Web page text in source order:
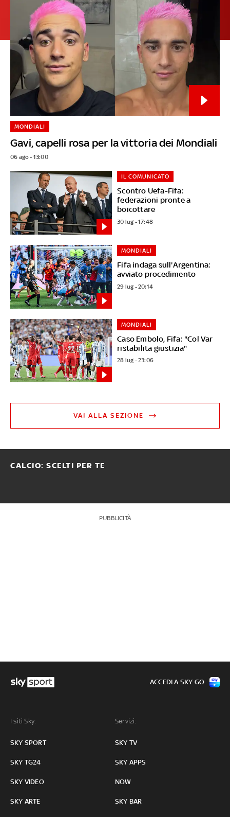
Gavi, capelli rosa per la vittoria dei Mondiali
MONDIALI
06 ago - 13:00
Scontro Uefa-Fifa:
federazioni pronte a
boicottare
IL COMUNICATO
30 lug - 17:48
Fifa indaga sull'Argentina:
avviato procedimento
MONDIALI
29 lug - 20:14
Caso Embolo, Fifa: "Col Var
ristabilita giustizia"
MONDIALI
28 lug - 23:06
VAI ALLA SEZIONE
CALCIO: SCELTI PER TE
PUBBLICITÀ
I siti Sky:
SKY SPORT
SKY TG24
SKY VIDEO
SKY ARTE
Servizi:
SKY TV
SKY APPS
NOW
SKY BAR
ACCEDI A SKY GO